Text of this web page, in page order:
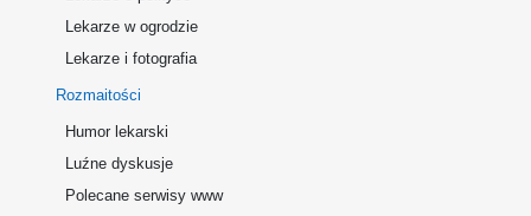
Lekarze w ogrodzie
Lekarze i fotografia
Rozmaitości
Humor lekarski
Luźne dyskusje
Polecane serwisy www